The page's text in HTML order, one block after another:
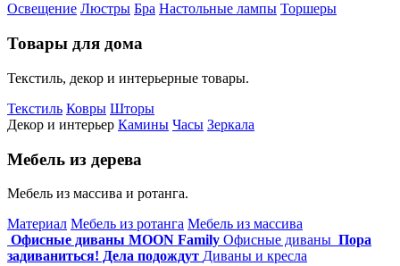
Освещение Люстры Бра Настольные лампы Торшеры
Товары для дома
Текстиль, декор и интерьерные товары.
Текстиль Ковры Шторы
Декор и интерьер Камины Часы Зеркала
Мебель из дерева
Мебель из массива и ротанга.
Материал Мебель из ротанга Мебель из массива
Офисные диваны MOON Family Офисные диваны Пора
задиваниться! Дела подождут Диваны и кресла